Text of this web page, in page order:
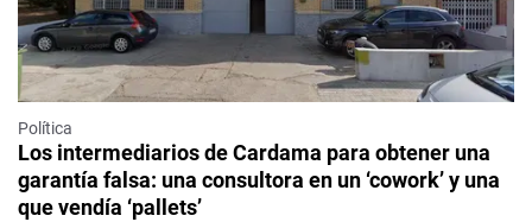
Política
Los intermediarios de Cardama para obtener una
garantía falsa: una consultora en un ‘cowork’ y una
que vendía ‘pallets’